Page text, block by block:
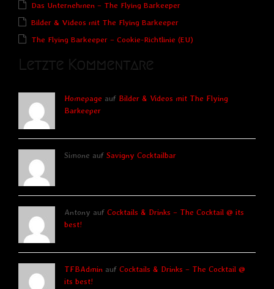
Das Unternehmen – The Flying Barkeeper
Bilder & Videos mit The Flying Barkeeper
The Flying Barkeeper – Cookie-Richtlinie (EU)
Letzte Kommentare
Homepage auf Bilder & Videos mit The Flying
Barkeeper
Simone auf Savigny Cocktailbar
Antony auf Cocktails & Drinks – The Cocktail @ its
best!
TFBAdmin auf Cocktails & Drinks – The Cocktail @
its best!